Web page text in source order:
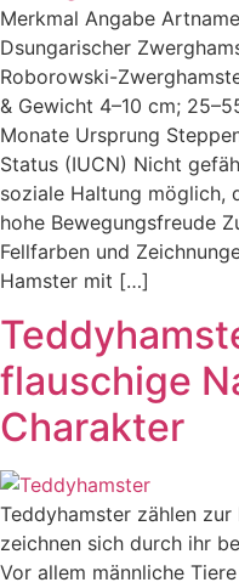
Merkmal Angabe
Dsungarischer
Roborowski-
& Gewicht 4–10 cm;
Monate Ursprung
Status (IUCN) Nicht
soziale Haltung möglich,
hohe Bewegungsfreude
Fellfarben und
Hamster mit […]
flauschige
Charakter
Teddyhamster zählen
zeichnen sich durch ihr
Vor allem männliche